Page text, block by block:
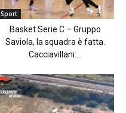
Sport
Basket Serie C – Gruppo
Saviola, la squadra è fatta.
Cacciavillani:...